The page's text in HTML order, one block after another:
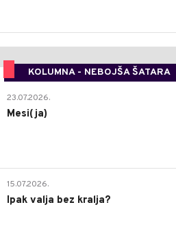
KOLUMNA - NEBOJŠA ŠATARA
23.07.2026.
Mesi(ja)
15.07.2026.
Ipak valja bez kralja?